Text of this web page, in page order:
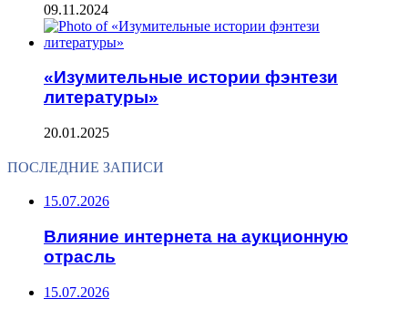
09.11.2024
«Изумительные истории фэнтези
литературы»
20.01.2025
ПОСЛЕДНИЕ ЗАПИСИ
15.07.2026
Влияние интернета на аукционную
отрасль
15.07.2026